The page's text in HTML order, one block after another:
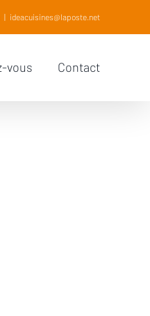
| ideacuisines@laposte.net
vous Contact